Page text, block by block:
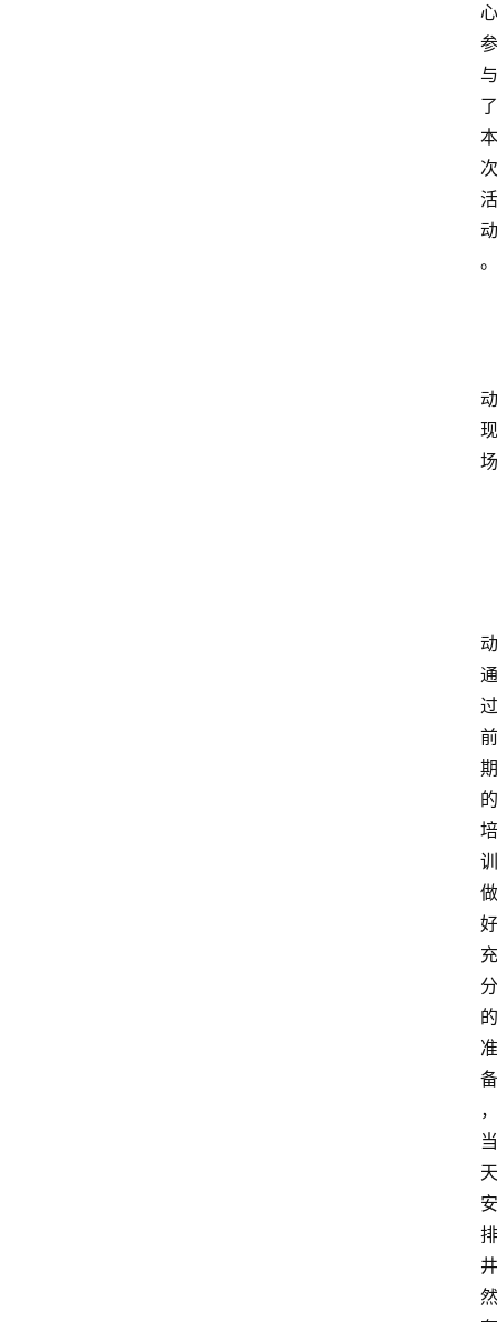
心
参
与
了
本
次
活
动
。
动
现
场
动
通
过
前
期
的
培
训
做
好
充
分
的
准
备
，
当
天
安
排
井
然